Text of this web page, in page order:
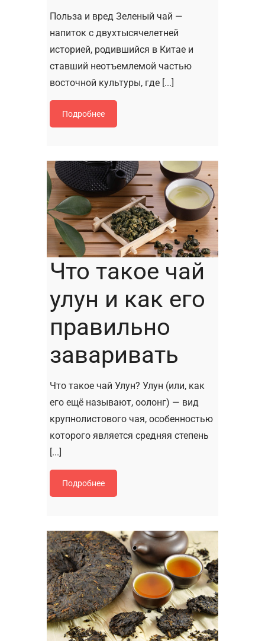
Польза и вред Зеленый чай —
напиток с двухтысячелетней
историей, родившийся в Китае и
ставший неотъемлемой частью
восточной культуры, где [...]
Подробнее
Что такое чай
улун и как его
правильно
заваривать
Что такое чай Улун? Улун (или, как
его ещё называют, оолонг) — вид
крупнолистового чая, особенностью
которого является средняя степень
[...]
Подробнее